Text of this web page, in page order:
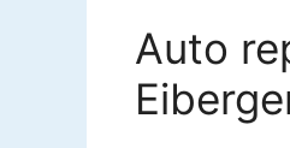
Auto